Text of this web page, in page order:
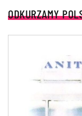
ODKURZAMY